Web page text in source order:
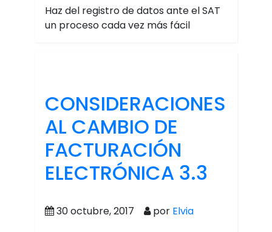
Haz del registro de datos ante el SAT
un proceso cada vez más fácil
CONSIDERACIONES
AL CAMBIO DE
FACTURACIÓN
ELECTRÓNICA 3.3
30 octubre, 2017 por Elvia